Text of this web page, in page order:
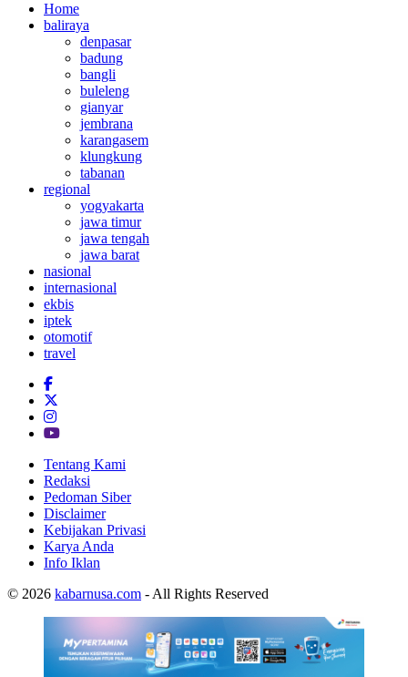
Home
baliraya
denpasar
badung
bangli
buleleng
gianyar
jembrana
karangasem
klungkung
tabanan
regional
yogyakarta
jawa timur
jawa tengah
jawa barat
nasional
internasional
ekbis
iptek
otomotif
travel
Tentang Kami
Redaksi
Pedoman Siber
Disclaimer
Kebijakan Privasi
Karya Anda
Info Iklan
© 2026 kabarnusa.com - All Rights Reserved